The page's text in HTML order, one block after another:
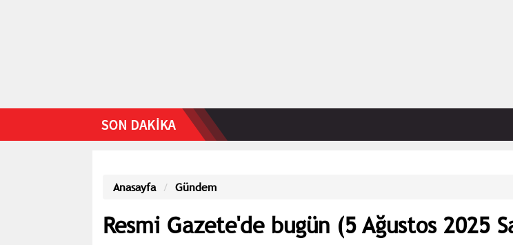
Anasayfa Gündem
Resmi Gazete'de bugün (5 Ağustos 2025